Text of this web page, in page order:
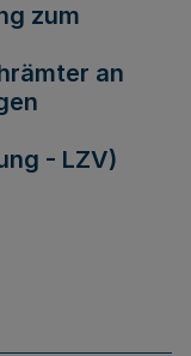
zum
an
- LZV)